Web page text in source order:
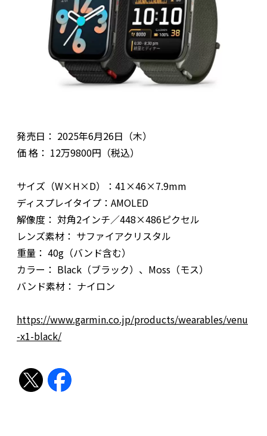
発売日： 2025年6月26日（木）
価 格： 12万9800円（税込）
サイズ（W×H×D）：41×46×7.9mm
ディスプレイタイプ：AMOLED
解像度： 対角2インチ／448×486ピクセル
レンズ素材： サファイアクリスタル
重量： 40g（バンド含む）
カラー： Black（ブラック）、Moss（モス）
バンド素材： ナイロン
https://www.garmin.co.jp/products/wearables/venu
-x1-black/